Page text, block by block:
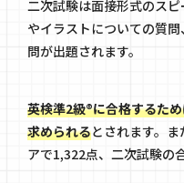
二次試験は面接形式のス
やイラストについての質
問が出題されます。
英検準2級®に合格するた
求められるとされます。
アで1,322点、二次試験の